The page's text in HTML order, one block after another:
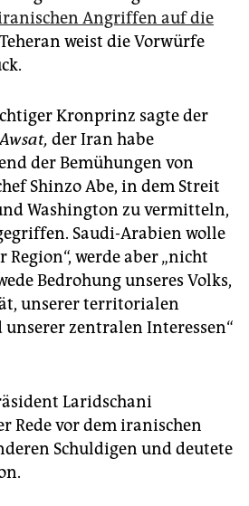
Angriffen auf die
weist die Vorwürfe
Kronprinz sagte der
der Iran habe
der Bemühungen von
Shinzo Abe, in dem Streit
Washington zu vermitteln,
Saudi-Arabien wolle
werde aber „nicht
Bedrohung unseres Volks,
unserer territorialen
zentralen Interessen“
Laridschani
Rede vor dem iranischen
Schuldigen und deutete